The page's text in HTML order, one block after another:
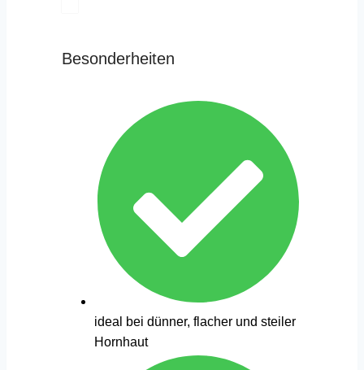
Besonderheiten
ideal bei dünner, flacher und steiler
Hornhaut